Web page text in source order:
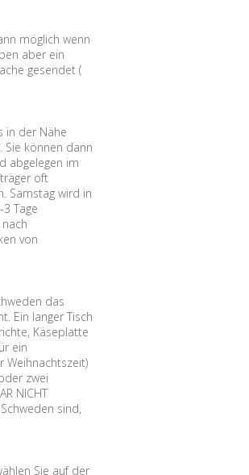
möglich wenn
aber ein
gesendet (
in der Nähe
Sie können dann
abgelegen im
oft
Samstag wird in
Tage
von
das
Ein langer Tisch
Käseplatte
ein
Weihnachtszeit)
zwei
NICHT
Schweden sind,
Sie auf der